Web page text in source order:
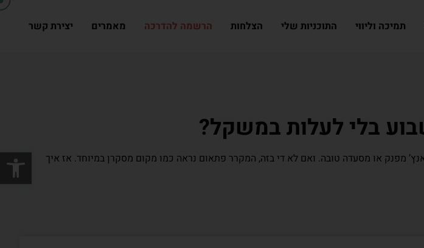
פתח
תמיכה וליווי התוכניות שלי הצלחות הרשמה להדרכה מאמרים יצירת קשר
בלי לעלות במשקל?
מפנק או מסעדה טובה. ואם לא די בזה, המקרר פתאום נראה כמו מקום מסקרן במיוחד. אז איך